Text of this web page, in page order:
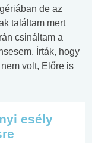
de az
találtam mert
csináltam a
Írták, hogy
volt, Előre is
esély